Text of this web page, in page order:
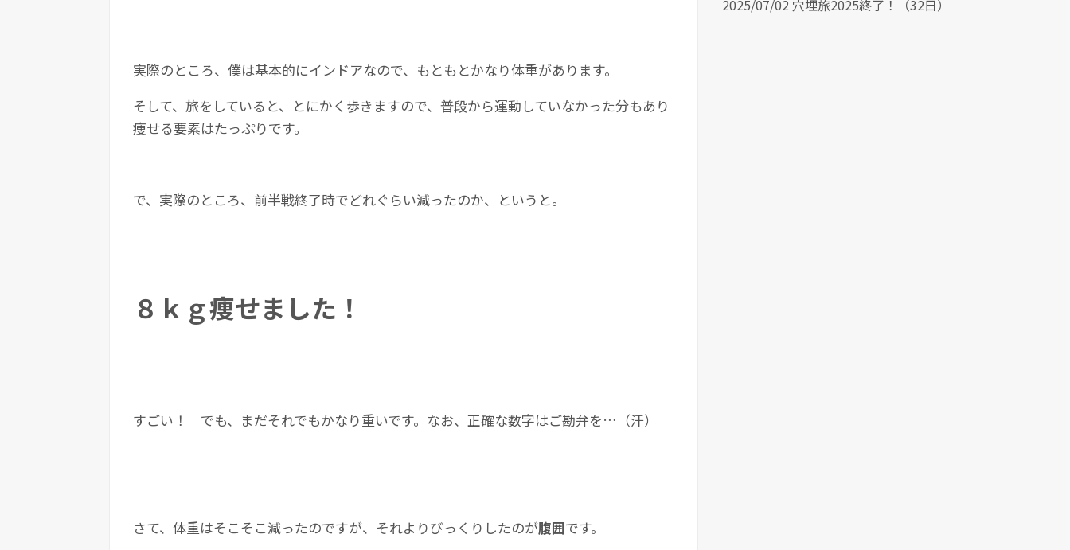
実際のところ、僕は基本的にインドアなので、もともとかなり体重があります。
そして、旅をしていると、とにかく歩きますので、普段から運動していなかった分もあり
痩せる要素はたっぷりです。
で、実際のところ、前半戦終了時でどれぐらい減ったのか、というと。
８ｋｇ痩せました！
すごい！ でも、まだそれでもかなり重いです。なお、正確な数字はご勘弁を…（汗）
さて、体重はそこそこ減ったのですが、それよりびっくりしたのが腹囲です。
2025/07/02 穴埋旅2025終了！（32日）